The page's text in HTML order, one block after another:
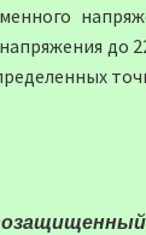
до